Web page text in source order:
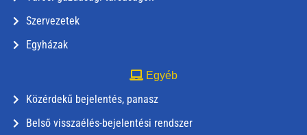
Szervezetek
Egyházak
Egyéb
Közérdekű bejelentés, panasz
Belső visszaélés-bejelentési rendszer